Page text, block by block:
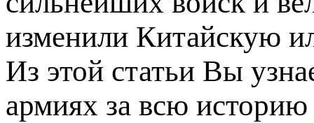
изменили Китайскую
Из этой статьи Вы
армиях за всю